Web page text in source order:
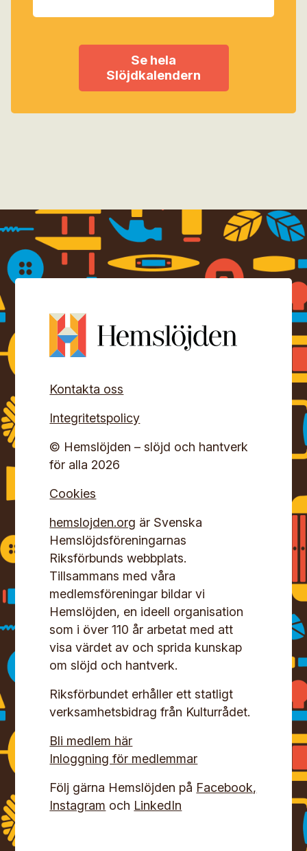
Se hela
Slöjdkalendern
Kontakta oss
Integritetspolicy
© Hemslöjden – slöjd och hantverk
för alla 2026
Cookies
hemslojden.org är Svenska
Hemslöjdsföreningarnas
Riksförbunds webbplats.
Tillsammans med våra
medlemsföreningar bildar vi
Hemslöjden, en ideell organisation
som i över 110 år arbetat med att
visa värdet av och sprida kunskap
om slöjd och hantverk.
Riksförbundet erhåller ett statligt
verksamhetsbidrag från Kulturrådet.
Bli medlem här
Inloggning för medlemmar
Följ gärna Hemslöjden på Facebook,
Instagram och LinkedIn